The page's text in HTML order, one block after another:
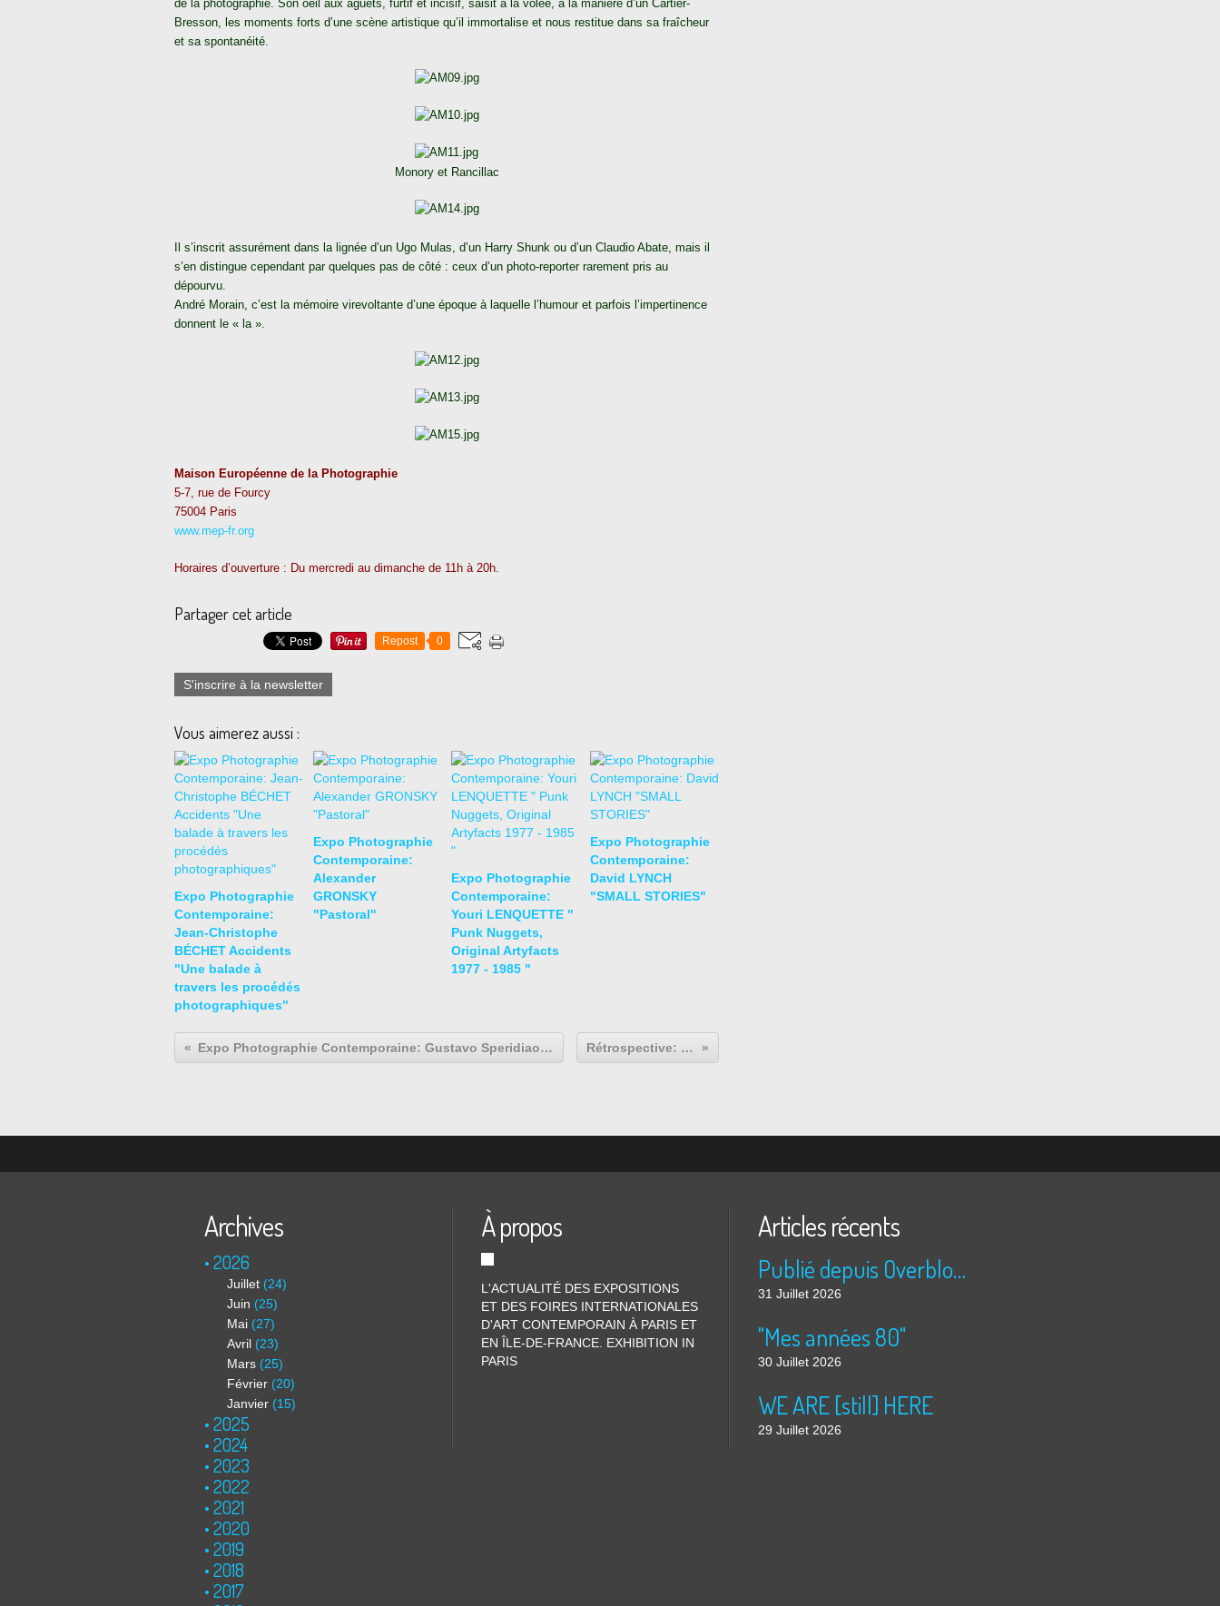
de la photographie. Son oeil aux aguets, furtif et incisif, saisit à la volée, à la manière d’un Cartier-
Bresson, les moments forts d’une scène artistique qu’il immortalise et nous restitue dans sa fraîcheur
et sa spontanéité.
Monory et Rancillac
Il s’inscrit assurément dans la lignée d’un Ugo Mulas, d’un Harry Shunk ou d’un Claudio Abate, mais il
s’en distingue cependant par quelques pas de côté : ceux d’un photo-reporter rarement pris au
dépourvu.
André Morain, c’est la mémoire virevoltante d’une époque à laquelle l’humour et parfois l’impertinence
donnent le « la ».
Maison Européenne de la Photographie
5-7, rue de Fourcy
75004 Paris
www.mep-fr.org
Horaires d’ouverture : Du mercredi au dimanche de 11h à 20h.
Partager cet article
Repost 0
S'inscrire à la newsletter
Vous aimerez aussi :
Expo Photographie
Contemporaine:
Jean-Christophe
BÉCHET Accidents
"Une balade à
travers les procédés
photographiques"
Expo Photographie
Contemporaine:
Alexander
GRONSKY
"Pastoral"
Expo Photographie
Contemporaine:
Youri LENQUETTE "
Punk Nuggets,
Original Artyfacts
1977 - 1985 "
Expo Photographie
Contemporaine:
David LYNCH
"SMALL STORIES"
Expo Photographie Contemporaine: Gustavo Speridiao "Géométrie, Montage,Équilibrage, Photos et Vidéos" Rétrospective: Jesus Rafaël SOTO
Archives
2026
Juillet (24)
Juin (25)
Mai (27)
Avril (23)
Mars (25)
Février (20)
Janvier (15)
2025
2024
2023
2022
2021
2020
2019
2018
2017
À propos
L'ACTUALITÉ DES EXPOSITIONS
ET DES FOIRES INTERNATIONALES
D'ART CONTEMPORAIN À PARIS ET
EN ÎLE-DE-FRANCE. EXHIBITION IN
PARIS
Articles récents
Publié depuis Overblog et Facebook
31 Juillet 2026
"Mes années 80"
30 Juillet 2026
WE ARE [still] HERE
29 Juillet 2026